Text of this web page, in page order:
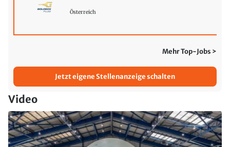
Österreich
Mehr Top-Jobs >
Jetzt eigene Stellenanzeige schalten
Video